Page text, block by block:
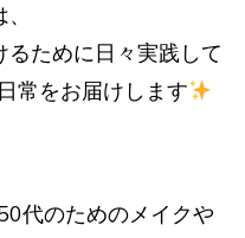
ために日々実践して
常をお届けします
代のためのメイクや